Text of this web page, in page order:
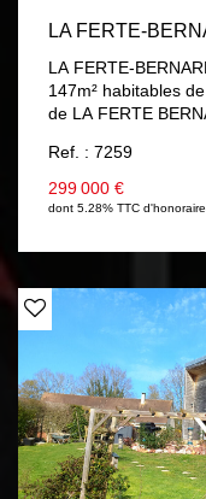
LA FERTE-
LA FERTE-
147m² habitables
de LA FERTE
chambre, salle
électrique. A l'étage
avec mezzanine,
Chauffage gaz de
radiateur à l'étage,
Ref. : 7259
299 000 €
dont 5.28% TTC